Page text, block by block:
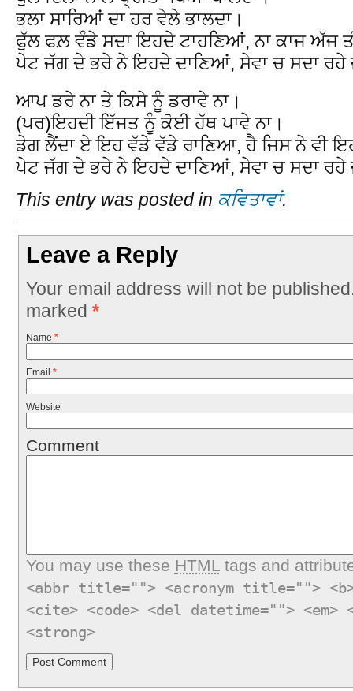
ਭਲਾ ਸਾਰਿਆਂ ਦਾ ਹਰ ਵੇਲੇ ਭਾਲਦਾ।
ਫੁੱਲ ਫਲ਼ ਵੰਡੇ ਸਦਾ ਇਹਦੇ ਟਾਹਣਿਆਂ, ਨਾ ਕਾਜ ਅੱਜ
ਪੇਟ ਜੱਗ ਦੇ ਭਰੇ ਨੇ ਇਹਦੇ ਦਾਣਿਆਂ, ਸੇਵਾ ਚ ਸਦਾ
ਆਪ ਡਰੇ ਨਾ ਤੇ ਕਿਸੇ ਨੂੰ ਡਰਾਵੇ ਨਾ।
(ਪਰ)ਇਹਦੀ ਇੱਜਤ ਨੂੰ ਕੋਈ ਹੱਥ ਪਾਵੇ ਨਾ।
ਡੇਗ ਲੈਂਦਾ ਏ ਇਹ ਵੱਡੇ ਵੱਡੇ ਰਾਣਿਆ, ਹੈ ਜਿਸ ਨੇ ਵੀ
ਪੇਟ ਜੱਗ ਦੇ ਭਰੇ ਨੇ ਇਹਦੇ ਦਾਣਿਆਂ, ਸੇਵਾ ਚ ਸਦਾ
This entry was posted in ਕਵਿਤਾਵਾਂ.
Leave a Reply
Your email address will not be
marked *
Name *
Email *
Website
Comment
You may use these HTMLtags and
<abbr title=""> <acronym title="">
<cite> <code> <del datetime="">
<strong>